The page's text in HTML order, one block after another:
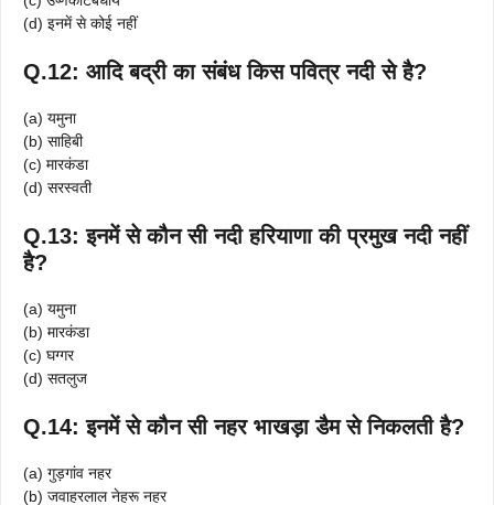
(d) इनमें से कोई नहीं
Q.12: आदि बद्री का संबंध किस पवित्र नदी से है?
(a) यमुना
(b) साहिबी
(c) मारकंडा
(d) सरस्वती
Q.13: इनमें से कौन सी नदी हरियाणा की प्रमुख नदी नहीं
है?
(a) यमुना
(b) मारकंडा
(c) घग्गर
(d) सतलुज
Q.14: इनमें से कौन सी नहर भाखड़ा डैम से निकलती है?
(a) गुड़गांव नहर
(b) जवाहरलाल नेहरू नहर